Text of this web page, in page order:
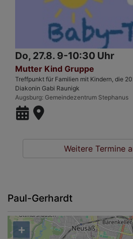
Do, 27.8. 9-10:30 Uhr
Mutter Kind Gruppe
Treffpunkt für Familien mit Kindern, die
Diakonin Gabi Raunigk
Augsburg Gemeindezentrum Stephanus
Weitere Termine
Paul-Gerhardt
+